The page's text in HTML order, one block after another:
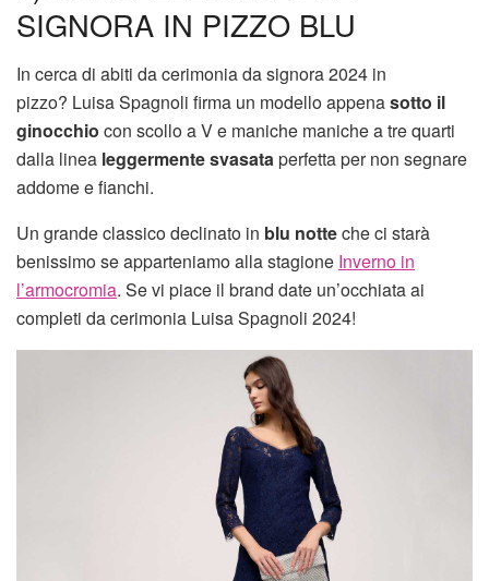
SIGNORA IN PIZZO BLU
In cerca di abiti da cerimonia da signora 2024 in
pizzo? Luisa Spagnoli firma un modello appenasotto il
ginocchio con scollo a V e maniche maniche a tre quarti
dalla linea leggermente svasataperfetta per non segnare
addome e fianchi.
Un grande classico declinato in blu notteche ci starà
benissimo se apparteniamo alla stagione Inverno in
l’armocromia. Se vi piace il brand date un’occhiata ai
completi da cerimonia Luisa Spagnoli 2024!